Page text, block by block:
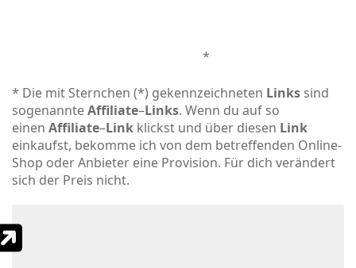
*
* Die mit Sternchen (*) gekennzeichneten Links sind
sogenannteAffiliate–Links. Wenn du auf so
einen Affiliate–Link klickst und über diesen Link
einkaufst, bekomme ich von dem betreffenden Online-
Shop oder Anbieter eine Provision. Für dich verändert
sich der Preis nicht.